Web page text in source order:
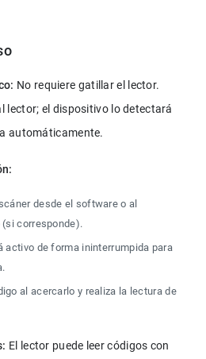
No requiere gatillar el lector.
lector; el dispositivo lo detectará
automáticamente.
desde el software o al
corresponde).
activo de forma ininterrumpida para
al acercarlo y realiza la lectura de
El lector puede leer códigos con